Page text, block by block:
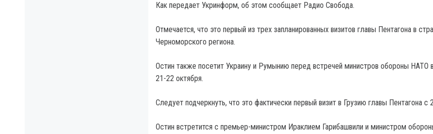
Как передает Укринформ, об этом сообщает Радио Свобода.
Отмечается, что это первый из трех запланированных визитов главы Пентагона в
Черноморского региона.
Остин также посетит Украину и Румынию перед встречей министров обороны НАТО
21-22 октября.
Следует подчеркнуть, что это фактически первый визит в Грузию главы Пентагона с
Остин встретится с премьер-министром Ираклием Гарибашвили и министром